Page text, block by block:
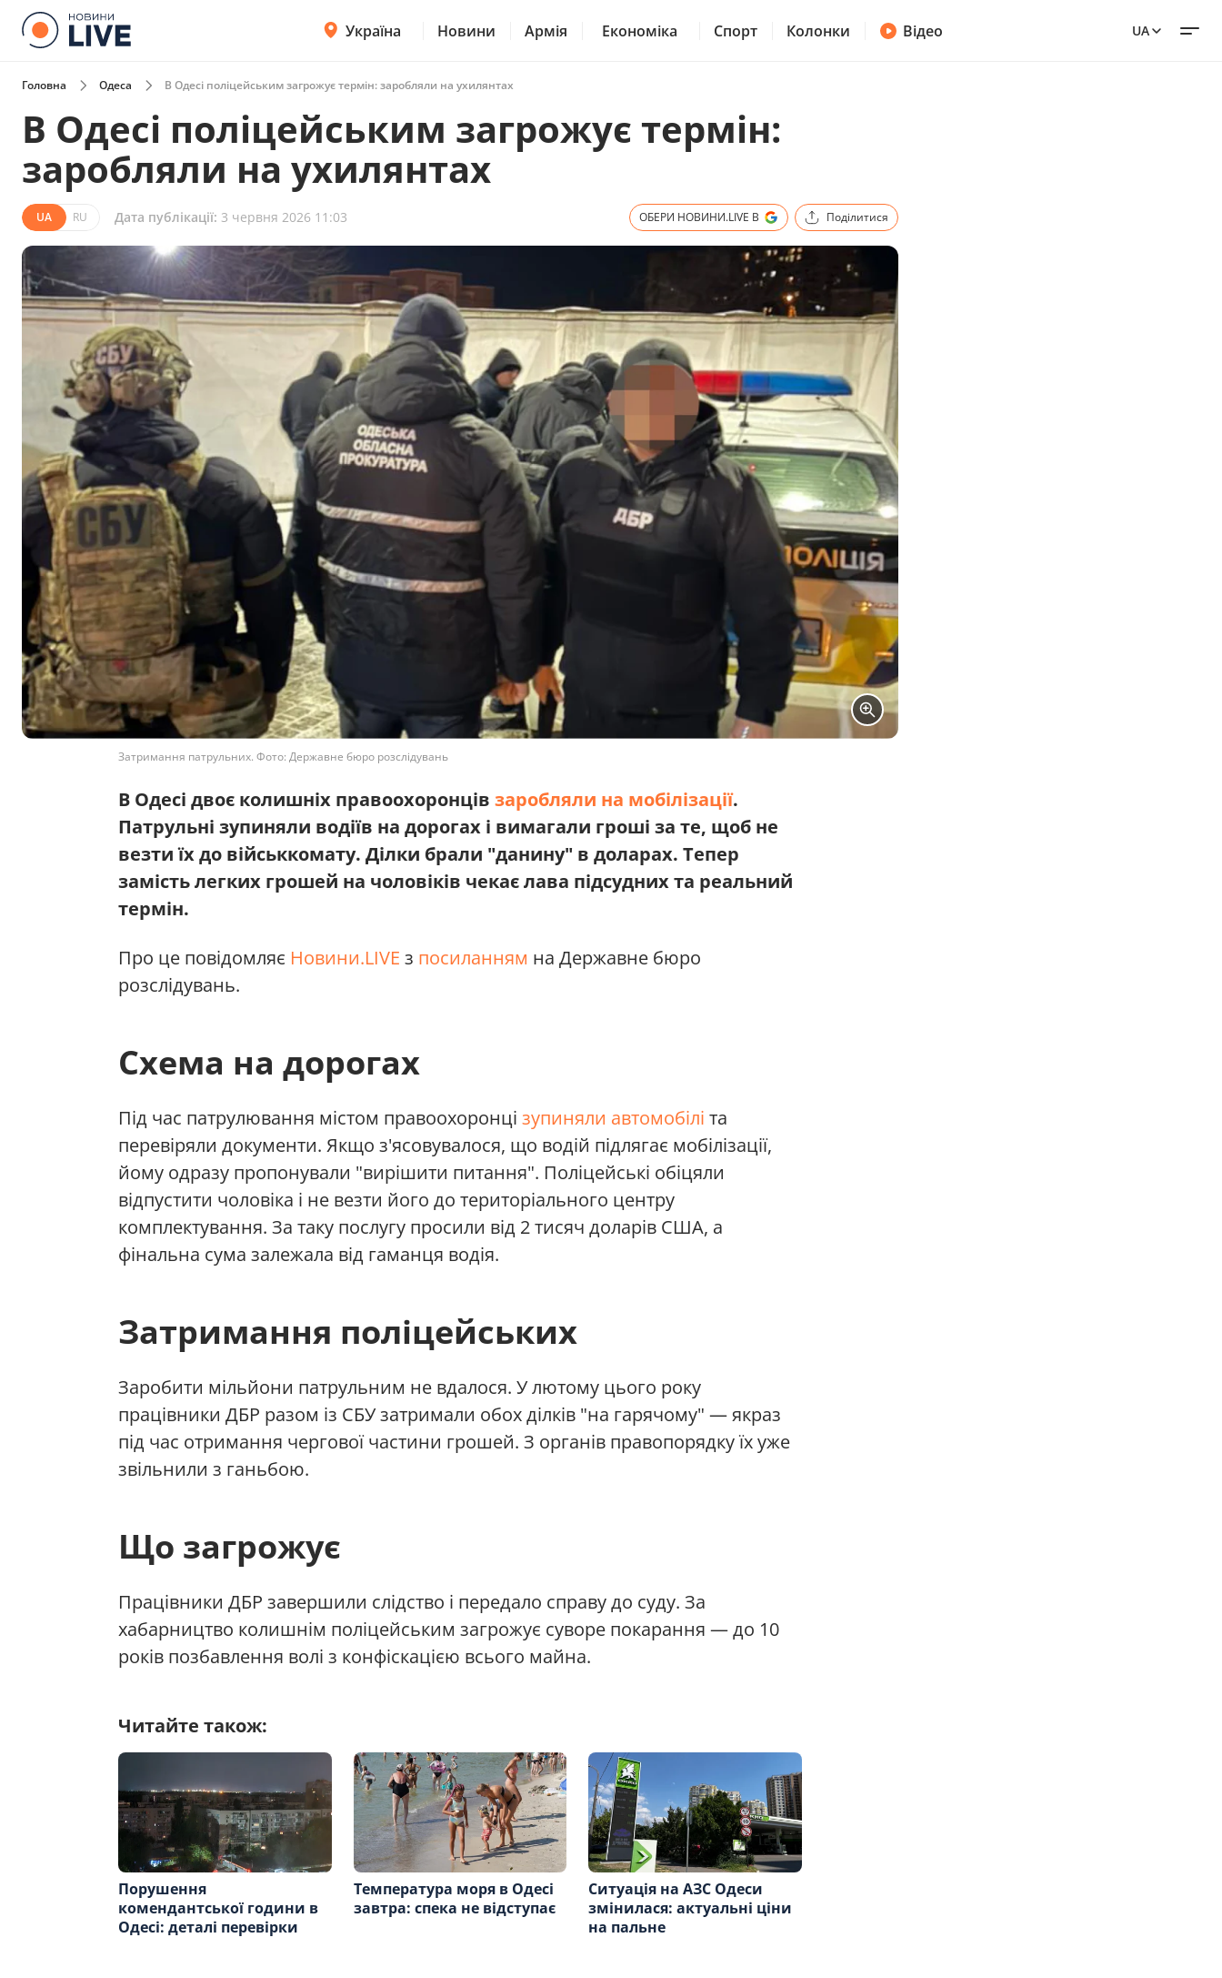
Україна Новини Армія Економіка Спорт Колонки Відео UA
Головна Одеса В Одесі поліцейським загрожує термін: заробляли на ухилянтах
В Одесі поліцейським загрожує термін:
заробляли на ухилянтах
UA RU Дата публікації: 3 червня 2026 11:03 ОБЕРИ НОВИНИ.LIVE В Поділитися
Затримання патрульних. Фото: Державне бюро розслідувань
В Одесі двоє колишніх правоохоронців заробляли на мобілізації.
Патрульні зупиняли водіїв на дорогах і вимагали гроші за те, щоб не
везти їх до військкомату. Ділки брали "данину" в доларах. Тепер
замість легких грошей на чоловіків чекає лава підсудних та реальний
термін.
Про це повідомляє Новини.LIVE з посиланням на Державне бюро
розслідувань.
Схема на дорогах
Під час патрулювання містом правоохоронці зупиняли автомобілі та
перевіряли документи. Якщо з'ясовувалося, що водій підлягає мобілізації,
йому одразу пропонували "вирішити питання". Поліцейські обіцяли
відпустити чоловіка і не везти його до територіального центру
комплектування. За таку послугу просили від 2 тисяч доларів США, а
фінальна сума залежала від гаманця водія.
Затримання поліцейських
Заробити мільйони патрульним не вдалося. У лютому цього року
працівники ДБР разом із СБУ затримали обох ділків "на гарячому" — якраз
під час отримання чергової частини грошей. З органів правопорядку їх уже
звільнили з ганьбою.
Що загрожує
Працівники ДБР завершили слідство і передало справу до суду. За
хабарництво колишнім поліцейським загрожує суворе покарання — до 10
років позбавлення волі з конфіскацією всього майна.
Читайте також:
Порушення
комендантської години в
Одесі: деталі перевірки
Температура моря в Одесі
завтра: спека не відступає
Ситуація на АЗС Одеси
змінилася: актуальні ціни
на пальне